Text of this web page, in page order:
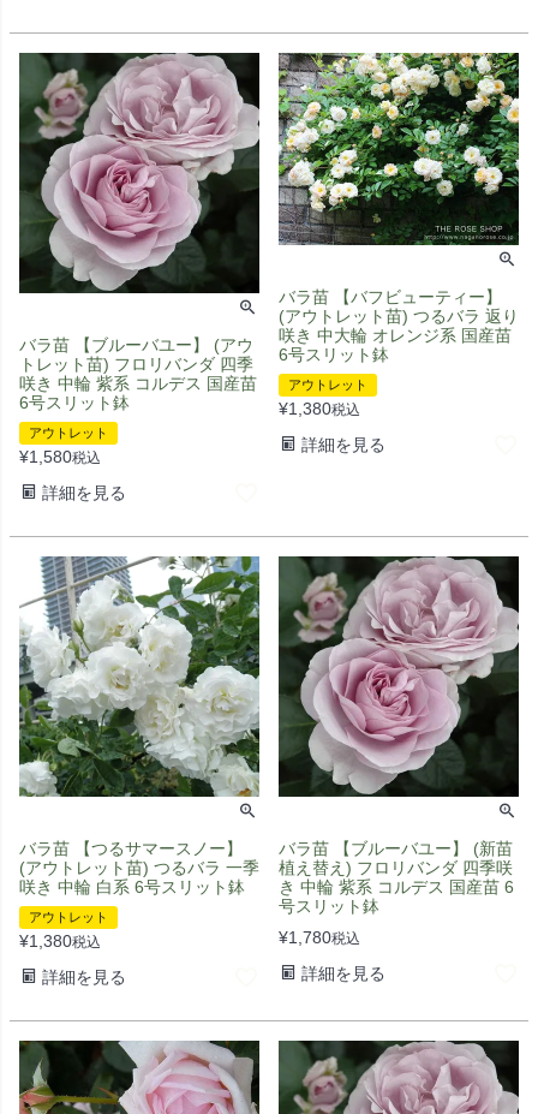
バラ苗 【ブルーバユー】 (アウ
トレット苗) フロリバンダ 四季
咲き 中輪 紫系 コルデス 国産苗
6号スリット鉢
アウトレット
¥1,580税込
詳細を見る
バラ苗 【バフビューティー】
(アウトレット苗) つるバラ 返り
咲き 中大輪 オレンジ系 国産苗
6号スリット鉢
アウトレット
¥1,380税込
詳細を見る
バラ苗 【つるサマースノー】
(アウトレット苗) つるバラ 一季
咲き 中輪 白系 6号スリット鉢
アウトレット
¥1,380税込
詳細を見る
バラ苗 【ブルーバユー】 (新苗
植え替え) フロリバンダ 四季咲
き 中輪 紫系 コルデス 国産苗 6
号スリット鉢
¥1,780税込
詳細を見る